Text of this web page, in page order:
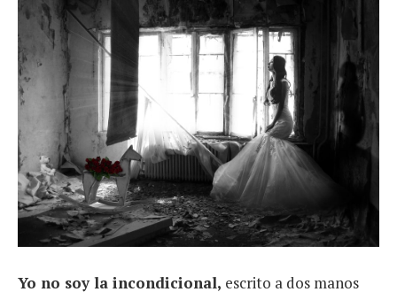
Yo no soy la incondicional, escrito a dos manos